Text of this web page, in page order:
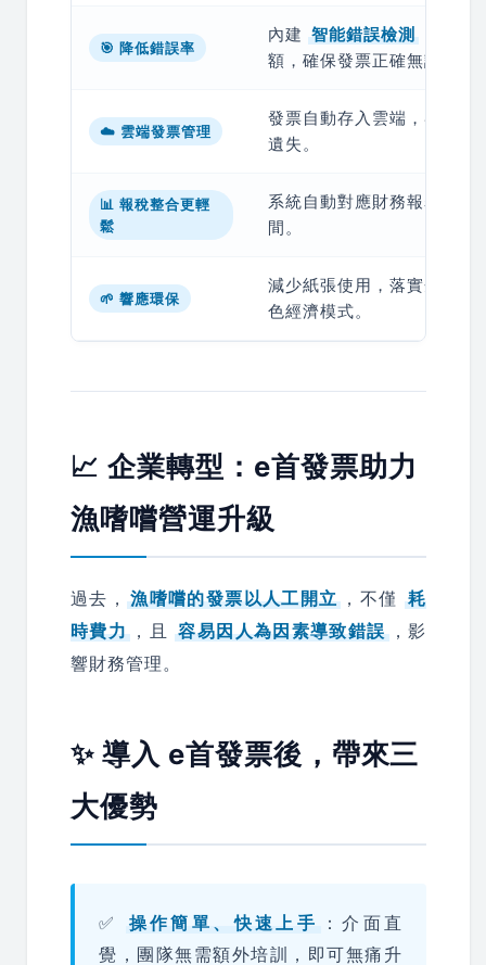
🎯 降低錯誤率
內建 智能錯誤檢測，自動
額，確保發票正確無誤。
☁️ 雲端發票管理
發票自動存入雲端，客戶可
遺失。
📊 報稅整合更輕
鬆
系統自動對應財務報表，減
間。
🌱 響應環保
減少紙張使用，落實企業
色經濟模式。
📈 企業轉型：e首發票助力
漁嗜嚐營運升級
過去，漁嗜嚐的發票以人工開立 ，不僅耗
時費力 ，且容易因人為因素導致錯誤，影
響財務管理。
✨ 導入 e首發票後，帶來三
大優勢
✅ 操作簡單、快速上手
：介面直
覺，團隊無需額外培訓，即可無痛升